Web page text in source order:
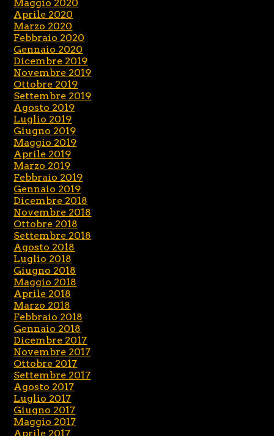
Maggio 2020
Aprile 2020
Marzo 2020
Febbraio 2020
Gennaio 2020
Dicembre 2019
Novembre 2019
Ottobre 2019
Settembre 2019
Agosto 2019
Luglio 2019
Giugno 2019
Maggio 2019
Aprile 2019
Marzo 2019
Febbraio 2019
Gennaio 2019
Dicembre 2018
Novembre 2018
Ottobre 2018
Settembre 2018
Agosto 2018
Luglio 2018
Giugno 2018
Maggio 2018
Aprile 2018
Marzo 2018
Febbraio 2018
Gennaio 2018
Dicembre 2017
Novembre 2017
Ottobre 2017
Settembre 2017
Agosto 2017
Luglio 2017
Giugno 2017
Maggio 2017
Aprile 2017